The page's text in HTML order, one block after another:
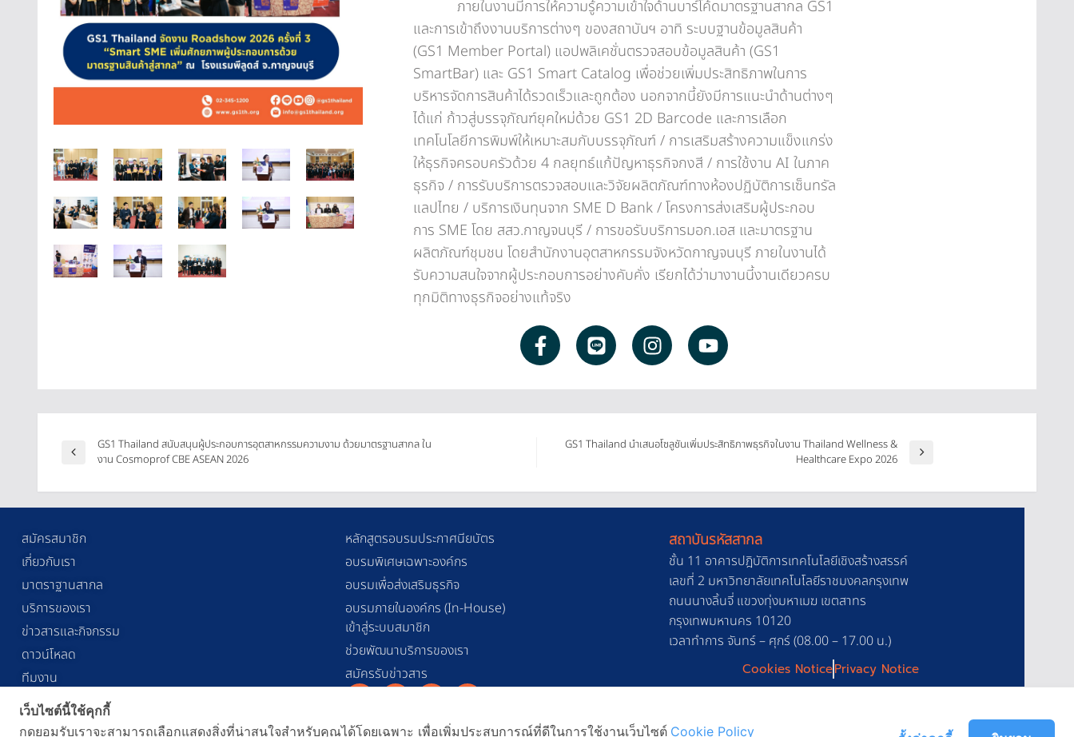
ภายในงานมีการให้ความรู้ความเข้าใจด้านบาร์โค้ดมาตรฐานสากล GS1
และการเข้าถึงงานบริการต่างๆ ของสถาบันฯ อาทิ ระบบฐานข้อมูลสินค้า
(GS1 Member Portal) แอปพลิเคชั่นตรวจสอบข้อมูลสินค้า (GS1
SmartBar) และ GS1 Smart Catalog เพื่อช่วยเพิ่มประสิทธิภาพในการ
บริหารจัดการสินค้าได้รวดเร็วและถูกต้อง นอกจากนี้ยังมีการแนะนำด้านต่างๆ
ได้แก่ ก้าวสู่บรรจุภัณฑ์ยุคใหม่ด้วย GS1 2D Barcode และการเลือก
เทคโนโลยีการพิมพ์ให้เหมาะสมกับบรรจุภัณฑ์ / การเสริมสร้างความแข็งแกร่ง
ให้ธุรกิจครอบครัวด้วย 4 กลยุทธ์แก้ปัญหาธุรกิจกงสี / การใช้งาน AI ในภาค
ธุรกิจ / การรับบริการตรวจสอบและวิจัยผลิตภัณฑ์ทางห้องปฏิบัติการเซ็นทรัล
แลปไทย / บริการเงินทุนจาก SME D Bank / โครงการส่งเสริมผู้ประกอบ
การ SME โดย สสว.กาญจนบุรี / การขอรับบริการมอก.เอส และมาตรฐาน
ผลิตภัณฑ์ชุมชน โดยสำนักงานอุตสาหกรรมจังหวัดกาญจนบุรี ภายในงานได้
รับความสนใจจากผู้ประกอบการอย่างคับคั่ง เรียกได้ว่ามางานนี้งานเดียวครบ
ทุกมิติทางธุรกิจอย่างแท้จริง
GS1 Thailand สนับสนุนผู้ประกอบการอุตสาหกรรมความงาม ด้วยมาตรฐานสากล ใน
งาน Cosmoprof CBE ASEAN 2026
GS1 Thailand นำเสนอโซลูชันเพิ่มประสิทธิภาพธุรกิจในงาน Thailand Wellness &
Healthcare Expo 2026
สมัครสมาชิก
เกี่ยวกับเรา
มาตราฐานสากล
บริการของเรา
ข่าวสารและกิจกรรม
ดาวน์โหลด
ทีมงาน
ติดต่อเรา
คำถามที่พบบ่อย
หลักสูตรอบรมประกาศนียบัตร
อบรมพิเศษเฉพาะองค์กร
อบรมเพื่อส่งเสริมธุรกิจ
อบรมภายในองค์กร (In-House)
เข้าสู่ระบบสมาชิก
ช่วยพัฒนาบริการของเรา
สมัครรับข่าวสาร
สถาบันรหัสสากล
ชั้น 11 อาคารปฎิบัติการเทคโนโลยีเชิงสร้างสรรค์
เลขที่ 2 มหาวิทยาลัยเทคโนโลยีราชมงคลกรุงเทพ
ถนนนางลิ้นจี่ แขวงทุ่งมหาเมฆ เขตสาทร
กรุงเทพมหานคร 10120
เวลาทำการ จันทร์ – ศุกร์ (08.00 – 17.00 น.)
Cookies NoticePrivacy Notice
เว็บไซต์นี้ใช้คุกกี้
กดยอมรับเราจะสามารถเลือกแสดงสิ่งที่น่าสนใจสำหรับคุณได้โดยเฉพาะ เพื่อเพิ่มประสบการณ์ที่ดีในการใช้งานเว็บไซต์ Cookie Policy